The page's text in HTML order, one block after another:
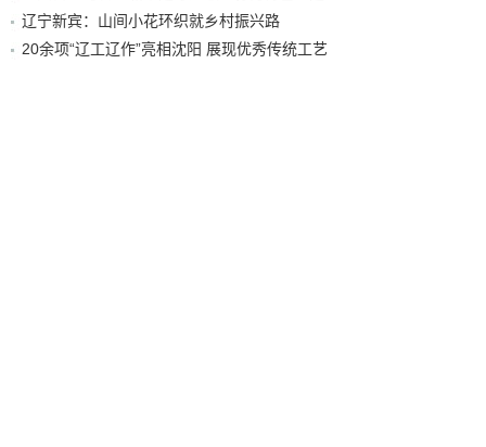
辽宁新宾：山间小花环织就乡村振兴路
20余项“辽工辽作”亮相沈阳 展现优秀传统工艺